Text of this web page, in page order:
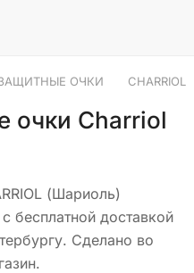
ОЧКИ CHARRIOL
очки Charriol
(Шариоль)
бесплатной доставкой
Сделано во